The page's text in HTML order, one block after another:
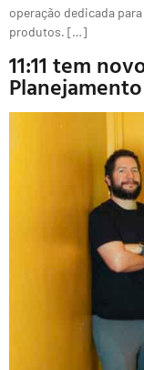
operação dedicada
produtos. […]
11:11 tem
Planejamento